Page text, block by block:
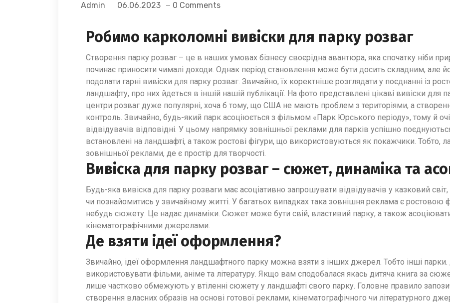
Admin 06.06.2023 0 Comments
Робимо карколомні вивіски для парку розваг
Створення парку розваг – це в наших умовах бізнесу своєрідна авантюра, яка спочатку ніби
починає приносити чималі доходи. Однак період становлення може бути досить складним, але
подолати гарні вивіски для парку розваг. Звичайно, їх коректніше розглядати у поєднанні із
ландшафту, про них йдеться в іншій нашій публікації. На фото представлені цікаві вивіски для
центри розваг дуже популярні, хоча б тому, що США не мають проблем з територіями, а
контроль. Звичайно, будь-який парк асоціюється з фільмом «Парк Юрського періоду», тому й
відвідувачів відповідні. У цьому напрямку зовнішньої реклами для парків успішно поєднуються
встановлені на ландшафті, а також ростові фігури, що використовуються як покажчики. Тобто,
зовнішньої реклами, де є простір для творчості.
Вивіска для парку розваг – сюжет, динаміка та
Будь-яка вивіска для парку розваги має асоціативно запрошувати відвідувачів у казковий
чи познайомитись у звичайному житті. У багатьох випадках така зовнішня реклама є
небудь сюжету. Це надає динаміки. Сюжет може бути свій, властивий парку, а також
кінематографічними джерелами.
Де взяти ідеї оформлення?
Звичайно, ідеї оформлення ландшафтного парку можна взяти з інших джерел. Тобто інші
використовувати фільми, аніме та літературу. Якщо вам сподобалася якась дитяча книга за
лише частково обмежують у втіленні сюжету у ландшафті свого парку. Головне правило
створення власних образів на основі готової реклами, кінематографічного чи літературного